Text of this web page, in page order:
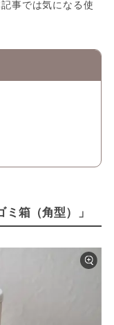
事では気になる使
箱（角型）」